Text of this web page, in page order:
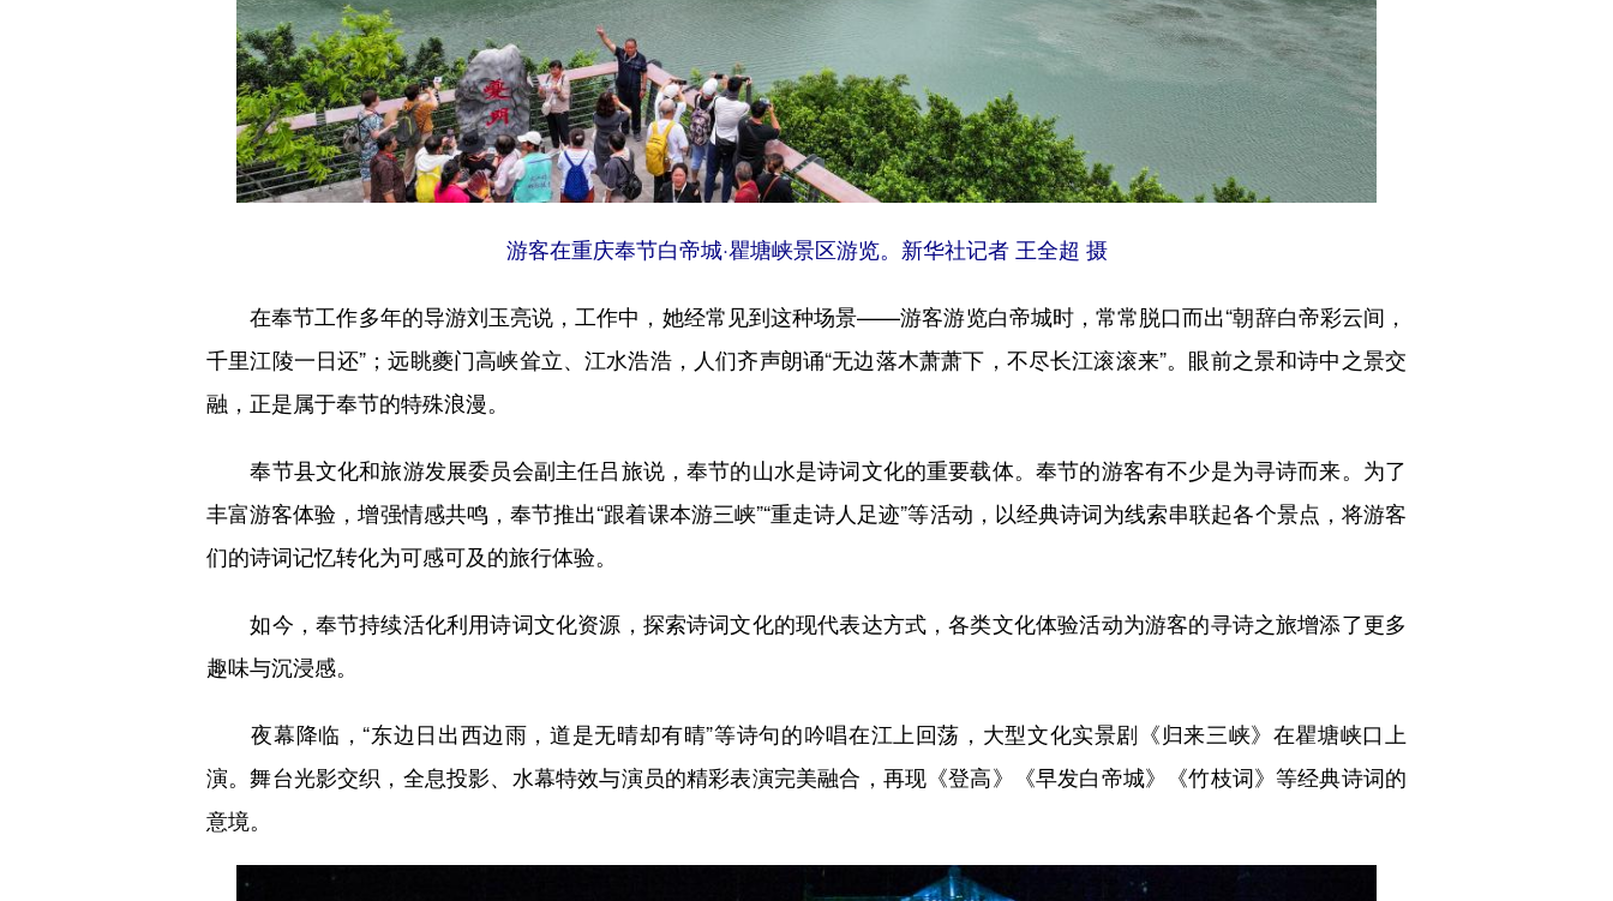
游客在重庆奉节白帝城·瞿塘峡景区游览。新华社记者 王全超 摄
在奉节工作多年的导游刘玉亮说，工作中，她经常见到这种场景——游客游览白帝城时，常常脱口而出“朝辞白帝彩云间，
千里江陵一日还”；远眺夔门高峡耸立、江水浩浩，人们齐声朗诵“无边落木萧萧下，不尽长江滚滚来”。眼前之景和诗中之景交
融，正是属于奉节的特殊浪漫。
奉节县文化和旅游发展委员会副主任吕旅说，奉节的山水是诗词文化的重要载体。奉节的游客有不少是为寻诗而来。为了
丰富游客体验，增强情感共鸣，奉节推出“跟着课本游三峡”“重走诗人足迹”等活动，以经典诗词为线索串联起各个景点，将游客
们的诗词记忆转化为可感可及的旅行体验。
如今，奉节持续活化利用诗词文化资源，探索诗词文化的现代表达方式，各类文化体验活动为游客的寻诗之旅增添了更多
趣味与沉浸感。
夜幕降临，“东边日出西边雨，道是无晴却有晴”等诗句的吟唱在江上回荡，大型文化实景剧《归来三峡》在瞿塘峡口上
演。舞台光影交织，全息投影、水幕特效与演员的精彩表演完美融合，再现《登高》《早发白帝城》《竹枝词》等经典诗词的
意境。